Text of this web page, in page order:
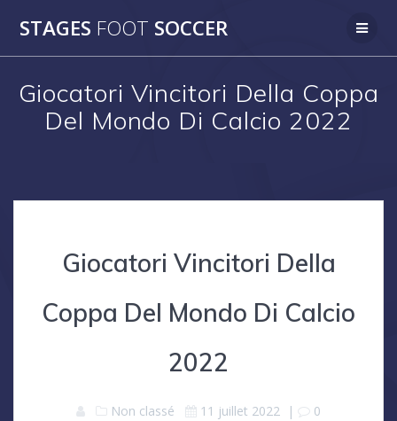
to
STAGES FOOT SOCCER
Giocatori Vincitori Della Coppa
Del Mondo Di Calcio 2022
Giocatori Vincitori Della
Coppa Del Mondo Di Calcio
2022
Non classé 11 juillet 2022 | 0